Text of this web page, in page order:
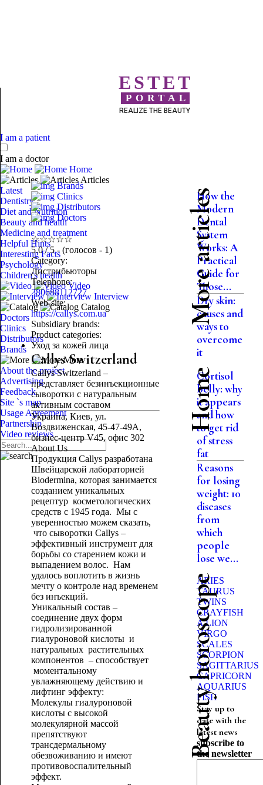
ESTET
PORTAL
REALIZE THE BEAUTY
I am a patient
I am a doctor
Home
Articles
Latest
Dentistry
Diet and Nutrition
Beauty and health
Medicine and treatment
Helpful Hints
Interesting Facts
Psychology
Children's health
Video
Interview
Catalog
Doctors
Clinics
Distributors
Brands
More
About the project
Advertising
Feedback
Site `s map
Usage Agreement
Partnership
Video reviews
Brands
Clinics
Distributors
Doctors
☆☆☆☆☆
5.0/ 5 - (голосов - 1)
Category:
Дистрибьюторы
Telephone:
380688112727
Web-site:
https://callys.com.ua
Subsidiary brands:
Product categories:
Уход за кожей лица
Callys Switzerland
Callys Switzerland –
представляет безинъекционные
сыворотки с натуральным
активным составом
Украина, Киев, ул.
Воздвиженская, 45-47-49А,
бизнес-центр V45, офис 302
About Us
Продукция Callys разработана
Швейцарской лабораторией
Biodermina, которая занимается
созданием уникальных
рецептур косметологических
средств с 1945 года. Мы с
уверенностью можем сказать,
что сыворотки Callys –
эффективный инструмент для
борьбы со старением кожи и
выпадением волос. Нам
удалось воплотить в жизнь
мечту о контроле над временем
без инъекций.
Уникальный состав –
соединение двух форм
гидролизированной
гиалуроновой кислоты и
натуральных растительных
компонентов – способствует
моментальному
увлажняющему действию и
лифтинг эффекту:
Молекулы гиалуроновой
кислоты с высокой
молекулярной массой
препятствуют
трансдермальному
обезвоживанию и имеют
противовоспалительный
эффект.
More articles
How the
Modern
Dental
System
Works: A
Practical
Guide for
Those...
Dry skin:
causes and
ways to
overcome
it
Home
Cortisol
belly: why
it appears
and how
to get rid
of stress
fat
Reasons
for losing
weight: 10
diseases
from
which
people
lose we...
Beauty horoscope
ARIES
TAURUS
TWINS
CRAYFISH
A LION
VIRGO
SCALES
SCORPION
SAGITTARIUS
CAPRICORN
AQUARIUS
FISH
Stay up to
date with the
latest news
subscribe to
the newsletter